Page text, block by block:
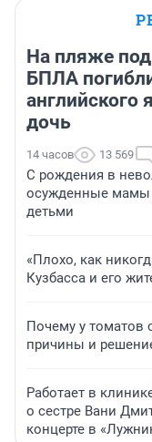
На пляже
БПЛА
английского
дочь
14 часов 13 569
С рождения в
осужденные мамы
детьми
«Плохо, как
Кузбасса и его
Почему у томатов
причины и
Работает в
о сестре Вани
концерте в